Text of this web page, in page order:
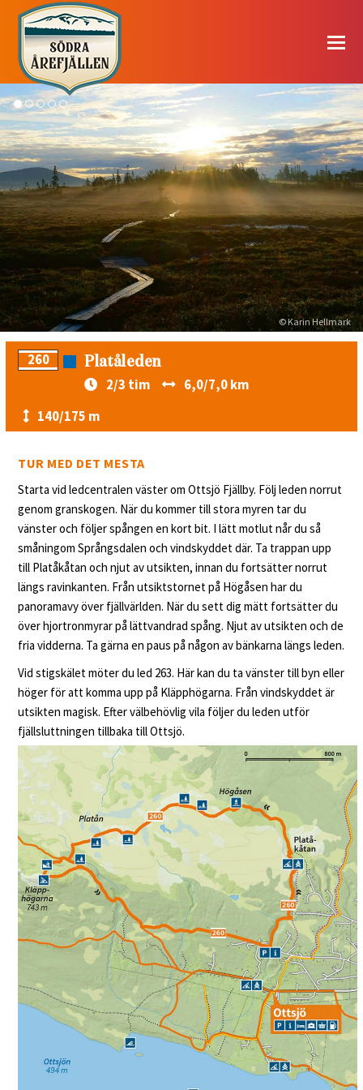
© Karin Hellmark
260 Platåleden
2/3 tim
6,0/7,0 km
140/175 m
TUR MED DET MESTA
Starta vid ledcentralen väster om Ottsjö Fjällby. Följ leden norrut
genom granskogen. När du kommer till stora myren tar du
vänster och följer spången en kort bit. I lätt motlut når du så
småningom Språngsdalen och vindskyddet där. Ta trappan upp
till Platåkåtan och njut av utsikten, innan du fortsätter norrut
längs ravinkanten. Från utsiktstornet på Högåsen har du
panoramavy över fjällvärlden. När du sett dig mätt fortsätter du
över hjortronmyrar på lättvandrad spång. Njut av utsikten och de
fria vidderna. Ta gärna en paus på någon av bänkarna längs leden.
Vid stigskälet möter du led 263. Här kan du ta vänster till byn eller
höger för att komma upp på Kläpphögarna. Från vindskyddet är
utsikten magisk. Efter välbehövlig vila följer du leden utför
fjällsluttningen tillbaka till Ottsjö.